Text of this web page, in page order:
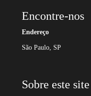
Encontre-nos
Endereço
São Paulo, SP
Sobre este site